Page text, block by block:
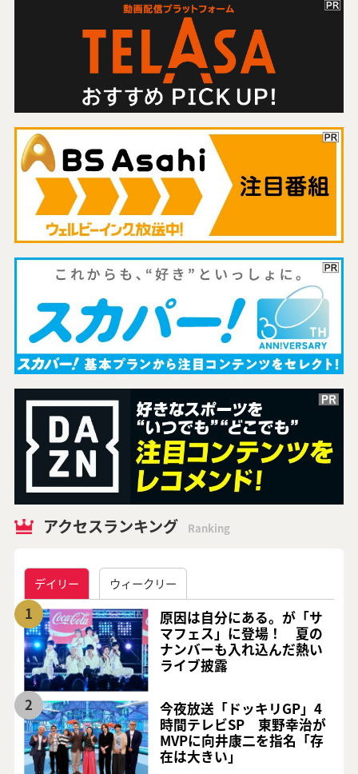
アクセスランキング Ranking
デイリー ウィークリー
1
原因は自分にある。が「サ
マフェス」に登場！ 夏の
ナンバーも入れ込んだ熱い
ライブ披露
2
今夜放送「ドッキリGP」4
時間テレビSP 東野幸治が
MVPに向井康二を指名「存
在は大きい」